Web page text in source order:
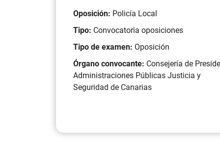
Oposición: Policía Local
Tipo: Convocatoria oposiciones
Tipo de examen: Oposición
Órgano convocante: Consejería de
Administraciones Públicas Justicia y
Seguridad de Canarias